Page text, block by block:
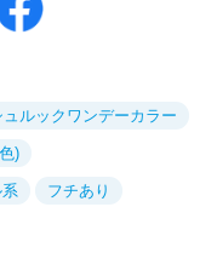
ュルックワンデーカラー
)
フチあり